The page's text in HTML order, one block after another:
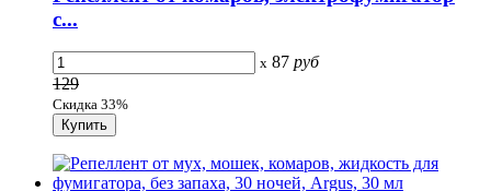
с...
x 87 руб
129
Скидка 33%